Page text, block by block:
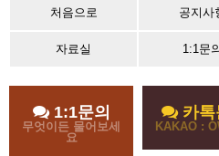
처음으로 공지사
자료실 1:1문
1:1문의
무엇이든 물어보세
요
카톡
KAKAO :